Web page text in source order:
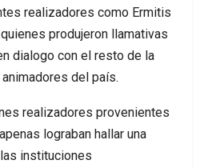
realizadores como Ermitis
produjeron llamativas
dialogo con el resto de la
del país.
realizadores provenientes
lograban hallar una
instituciones